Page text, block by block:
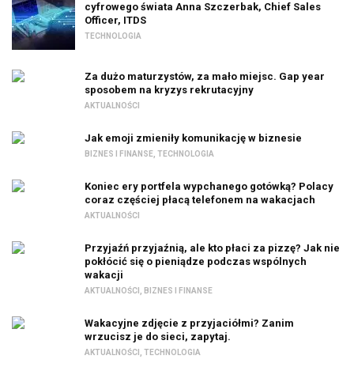
cyfrowego świata Anna Szczerbak, Chief Sales
Officer, ITDS
TECHNOLOGIA
Za dużo maturzystów, za mało miejsc. Gap year
sposobem na kryzys rekrutacyjny
AKTUALNOŚCI
Jak emoji zmieniły komunikację w biznesie
BIZNES I FINANSE TECHNOLOGIA
Koniec ery portfela wypchanego gotówką? Polacy
coraz częściej płacą telefonem na wakacjach
AKTUALNOŚCI
Przyjaźń przyjaźnią, ale kto płaci za pizzę? Jak nie
pokłócić się o pieniądze podczas wspólnych
wakacji
AKTUALNOŚCI BIZNES I FINANSE
Wakacyjne zdjęcie z przyjaciółmi? Zanim
wrzucisz je do sieci, zapytaj.
AKTUALNOŚCI TECHNOLOGIA